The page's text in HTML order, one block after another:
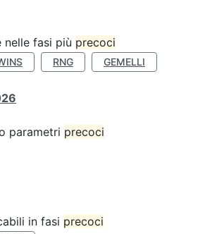
nelle fasi più precoci
RNG GEMELLI
parametri precoci
in fasi precoci